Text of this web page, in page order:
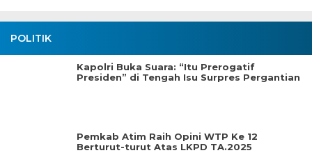
POLITIK
Kapolri Buka Suara: “Itu Prerogatif
Presiden” di Tengah Isu Surpres Pergantian
Pemkab Atim Raih Opini WTP Ke 12
Berturut-turut Atas LKPD TA.2025